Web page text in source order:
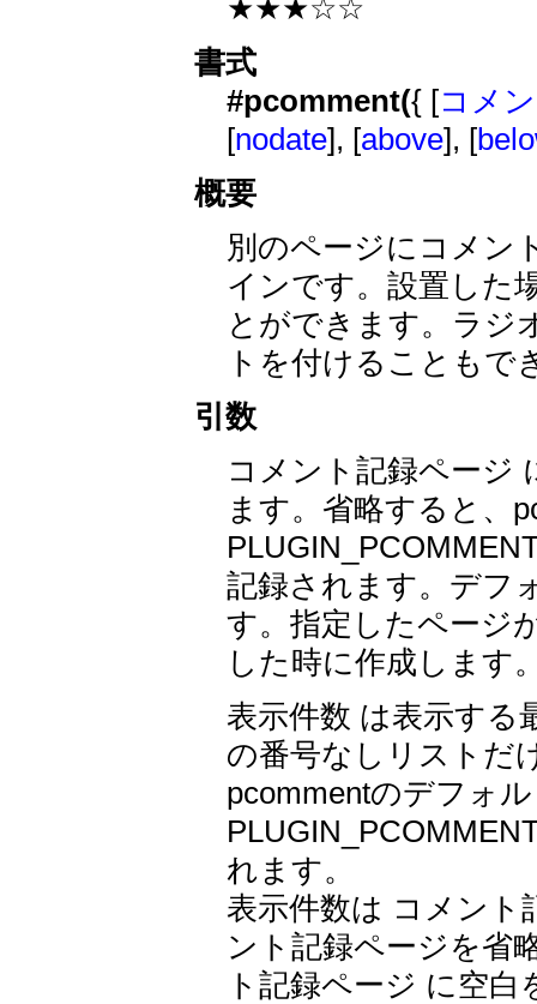
★★★☆☆
書式
#pcomment({ [コメ
[nodate], [above], [
概要
別のページにコメン
インです。設置した
とができます。ラジ
トを付けることもで
引数
コメント記録ページ
ます。省略すると、
記録されます。デフ
す。指定したページ
した時に作成します
表示件数 は表示する
の番号なしリストだ
pcommentのデフォ
れます。
表示件数は コメント
ント記録ページを省
ト記録ページ に空